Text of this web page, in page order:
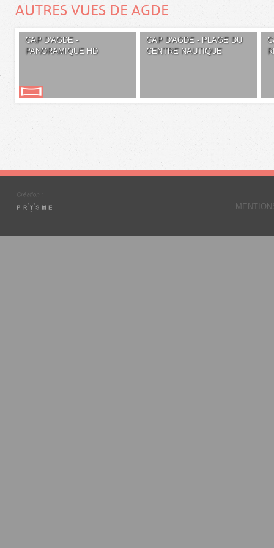
AUTRES VUES DE AGDE
CAP D'AGDE -
PANORAMIQUE HD
CAP D'AGDE - PLAGE DU
CENTRE NAUTIQUE